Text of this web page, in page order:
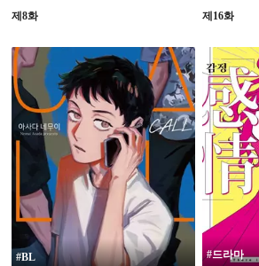
제8화 제16화
#BL
#드라마